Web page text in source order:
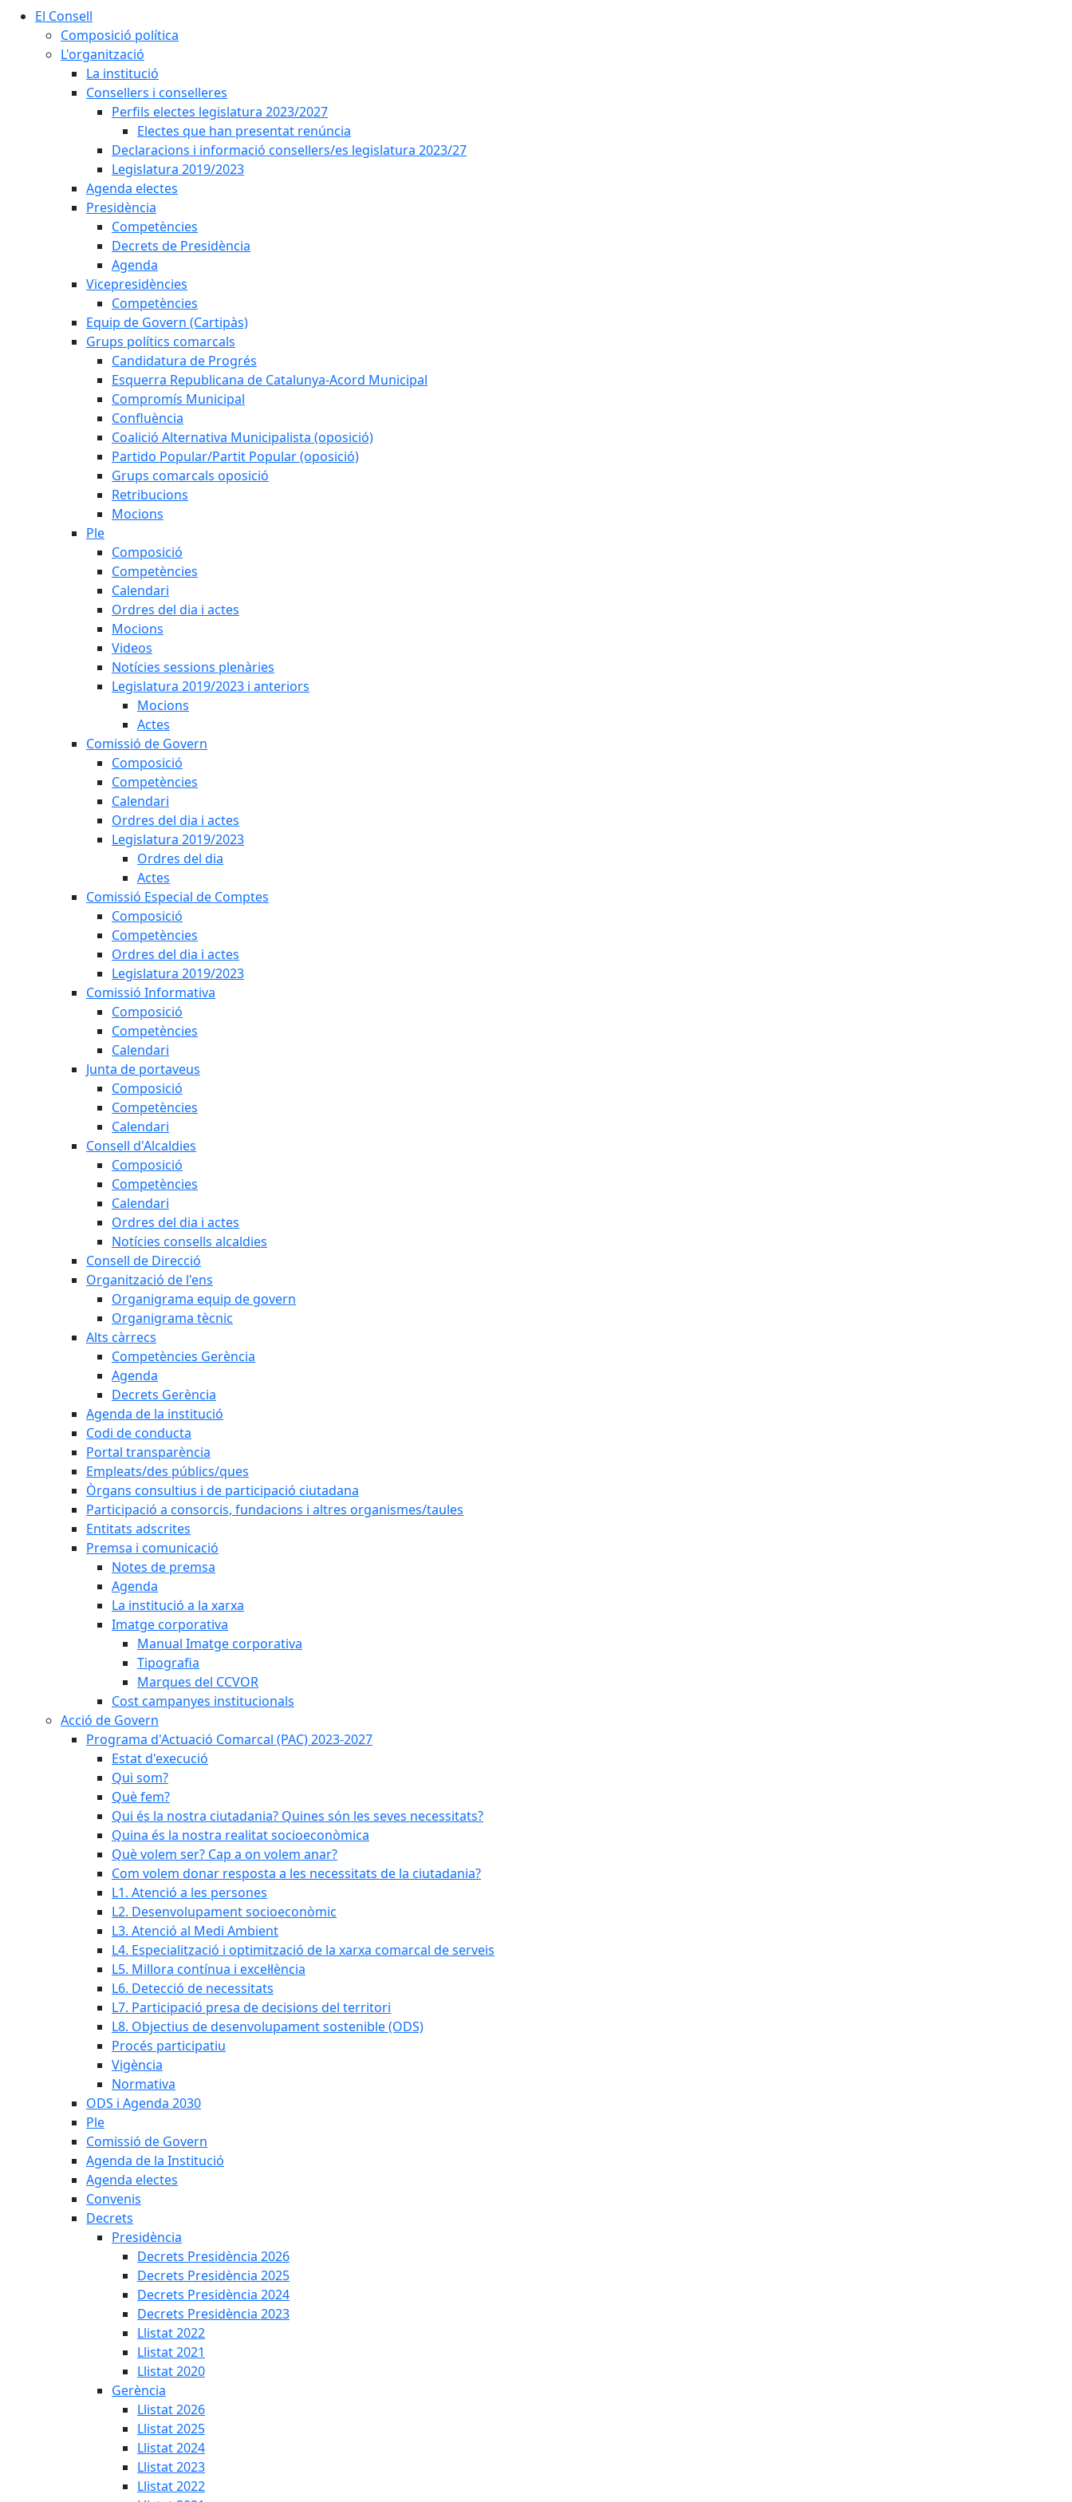
El Consell
Composició política
L'organització
La institució
Consellers i conselleres
Perfils electes legislatura 2023/2027
Electes que han presentat renúncia
Declaracions i informació consellers/es legislatura 2023/27
Legislatura 2019/2023
Agenda electes
Presidència
Competències
Decrets de Presidència
Agenda
Vicepresidències
Competències
Equip de Govern (Cartipàs)
Grups polítics comarcals
Candidatura de Progrés
Esquerra Republicana de Catalunya-Acord Municipal
Compromís Municipal
Confluència
Coalició Alternativa Municipalista (oposició)
Partido Popular/Partit Popular (oposició)
Grups comarcals oposició
Retribucions
Mocions
Ple
Composició
Competències
Calendari
Ordres del dia i actes
Mocions
Videos
Notícies sessions plenàries
Legislatura 2019/2023 i anteriors
Mocions
Actes
Comissió de Govern
Composició
Competències
Calendari
Ordres del dia i actes
Legislatura 2019/2023
Ordres del dia
Actes
Comissió Especial de Comptes
Composició
Competències
Ordres del dia i actes
Legislatura 2019/2023
Comissió Informativa
Composició
Competències
Calendari
Junta de portaveus
Composició
Competències
Calendari
Consell d'Alcaldies
Composició
Competències
Calendari
Ordres del dia i actes
Notícies consells alcaldies
Consell de Direcció
Organització de l'ens
Organigrama equip de govern
Organigrama tècnic
Alts càrrecs
Competències Gerència
Agenda
Decrets Gerència
Agenda de la institució
Codi de conducta
Portal transparència
Empleats/des públics/ques
Òrgans consultius i de participació ciutadana
Participació a consorcis, fundacions i altres organismes/taules
Entitats adscrites
Premsa i comunicació
Notes de premsa
Agenda
La institució a la xarxa
Imatge corporativa
Manual Imatge corporativa
Tipografia
Marques del CCVOR
Cost campanyes institucionals
Acció de Govern
Programa d'Actuació Comarcal (PAC) 2023-2027
Estat d'execució
Qui som?
Què fem?
Qui és la nostra ciutadania? Quines són les seves necessitats?
Quina és la nostra realitat socioeconòmica
Què volem ser? Cap a on volem anar?
Com volem donar resposta a les necessitats de la ciutadania?
L1. Atenció a les persones
L2. Desenvolupament socioeconòmic
L3. Atenció al Medi Ambient
L4. Especialització i optimització de la xarxa comarcal de serveis
L5. Millora contínua i excel·lència
L6. Detecció de necessitats
L7. Participació presa de decisions del territori
L8. Objectius de desenvolupament sostenible (ODS)
Procés participatiu
Vigència
Normativa
ODS i Agenda 2030
Ple
Comissió de Govern
Agenda de la Institució
Agenda electes
Convenis
Decrets
Presidència
Decrets Presidència 2026
Decrets Presidència 2025
Decrets Presidència 2024
Decrets Presidència 2023
Llistat 2022
Llistat 2021
Llistat 2020
Gerència
Llistat 2026
Llistat 2025
Llistat 2024
Llistat 2023
Llistat 2022